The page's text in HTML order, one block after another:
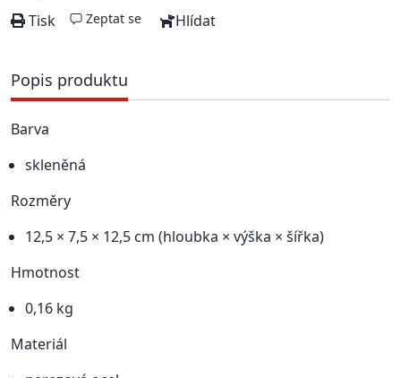
Tisk Zeptat se Hlídat
Popis produktu
Barva
skleněná
Rozměry
12,5 × 7,5 × 12,5 cm (hloubka × výška × šířka)
Hmotnost
0,16 kg
Materiál